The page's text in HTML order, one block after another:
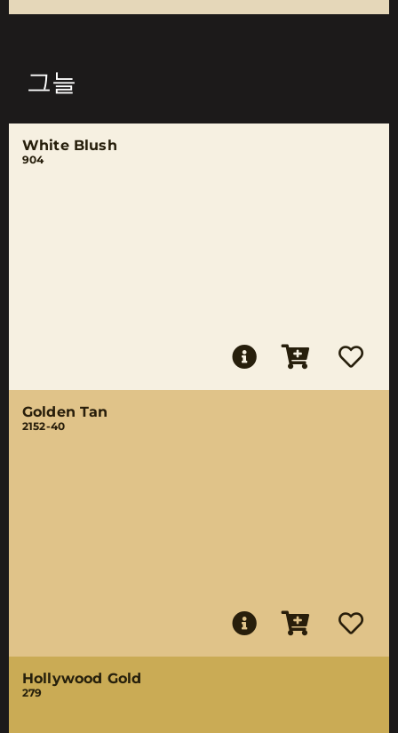
그늘
White Blush
904
Golden Tan
2152-40
Hollywood Gold
279